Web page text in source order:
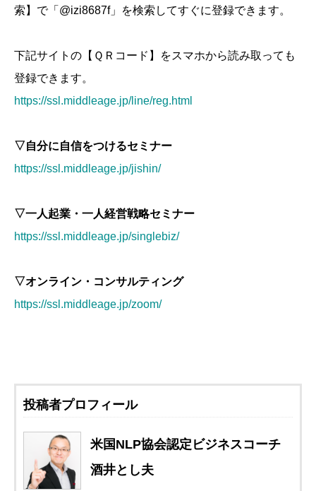
索】で「@izi8687f」を検索してすぐに登録できます。
下記サイトの【ＱＲコード】をスマホから読み取っても
登録できます。
https://ssl.middleage.jp/line/reg.html
▽自分に自信をつけるセミナー
https://ssl.middleage.jp/jishin/
▽一人起業・一人経営戦略セミナー
https://ssl.middleage.jp/singlebiz/
▽オンライン・コンサルティング
https://ssl.middleage.jp/zoom/
投稿者プロフィール
米国NLP協会認定ビジネスコーチ
酒井とし夫